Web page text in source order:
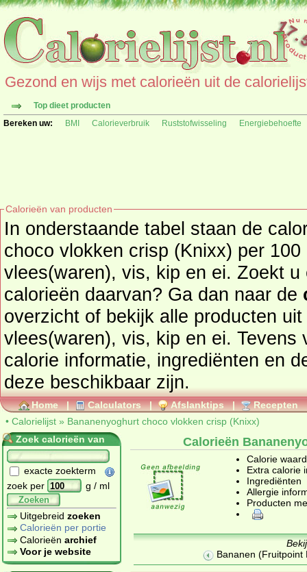
Gezond en wijs met calorieën uit de
Top dieet producten
Bereken uw:
BMI Calorieverbruik Ruststofwisseling Energiebehoefte
Calorieën van producten
In onderstaande tabel staan de
choco vlokken crisp (Knixx) per
vlees(waren), vis, kip en ei. Zoekt u een ander product en de
calorieën daarvan? Ga dan naar de
overzicht of bekijk alle
vlees(waren), vis, kip en ei. Tevens vindt u ook de uitgebreide
calorie informatie, ingrediënten en
deze beschikbaar zijn.
Home | Calculators | Afslanktips | Recepten
• Calorielijst » Bananenyoghurt choco vlokken crisp (Knixx)
Zoek calorieën van
exacte zoekterm
zoek per
g / ml
Zoeken
Uitgebreid zoeken
Calorieën per portie
Calorieën archief
Voor je website
Calorieën
Calorie
Extra calorie
Ingrediënten
Allergie
Producten
Bananen (Fruitpoint